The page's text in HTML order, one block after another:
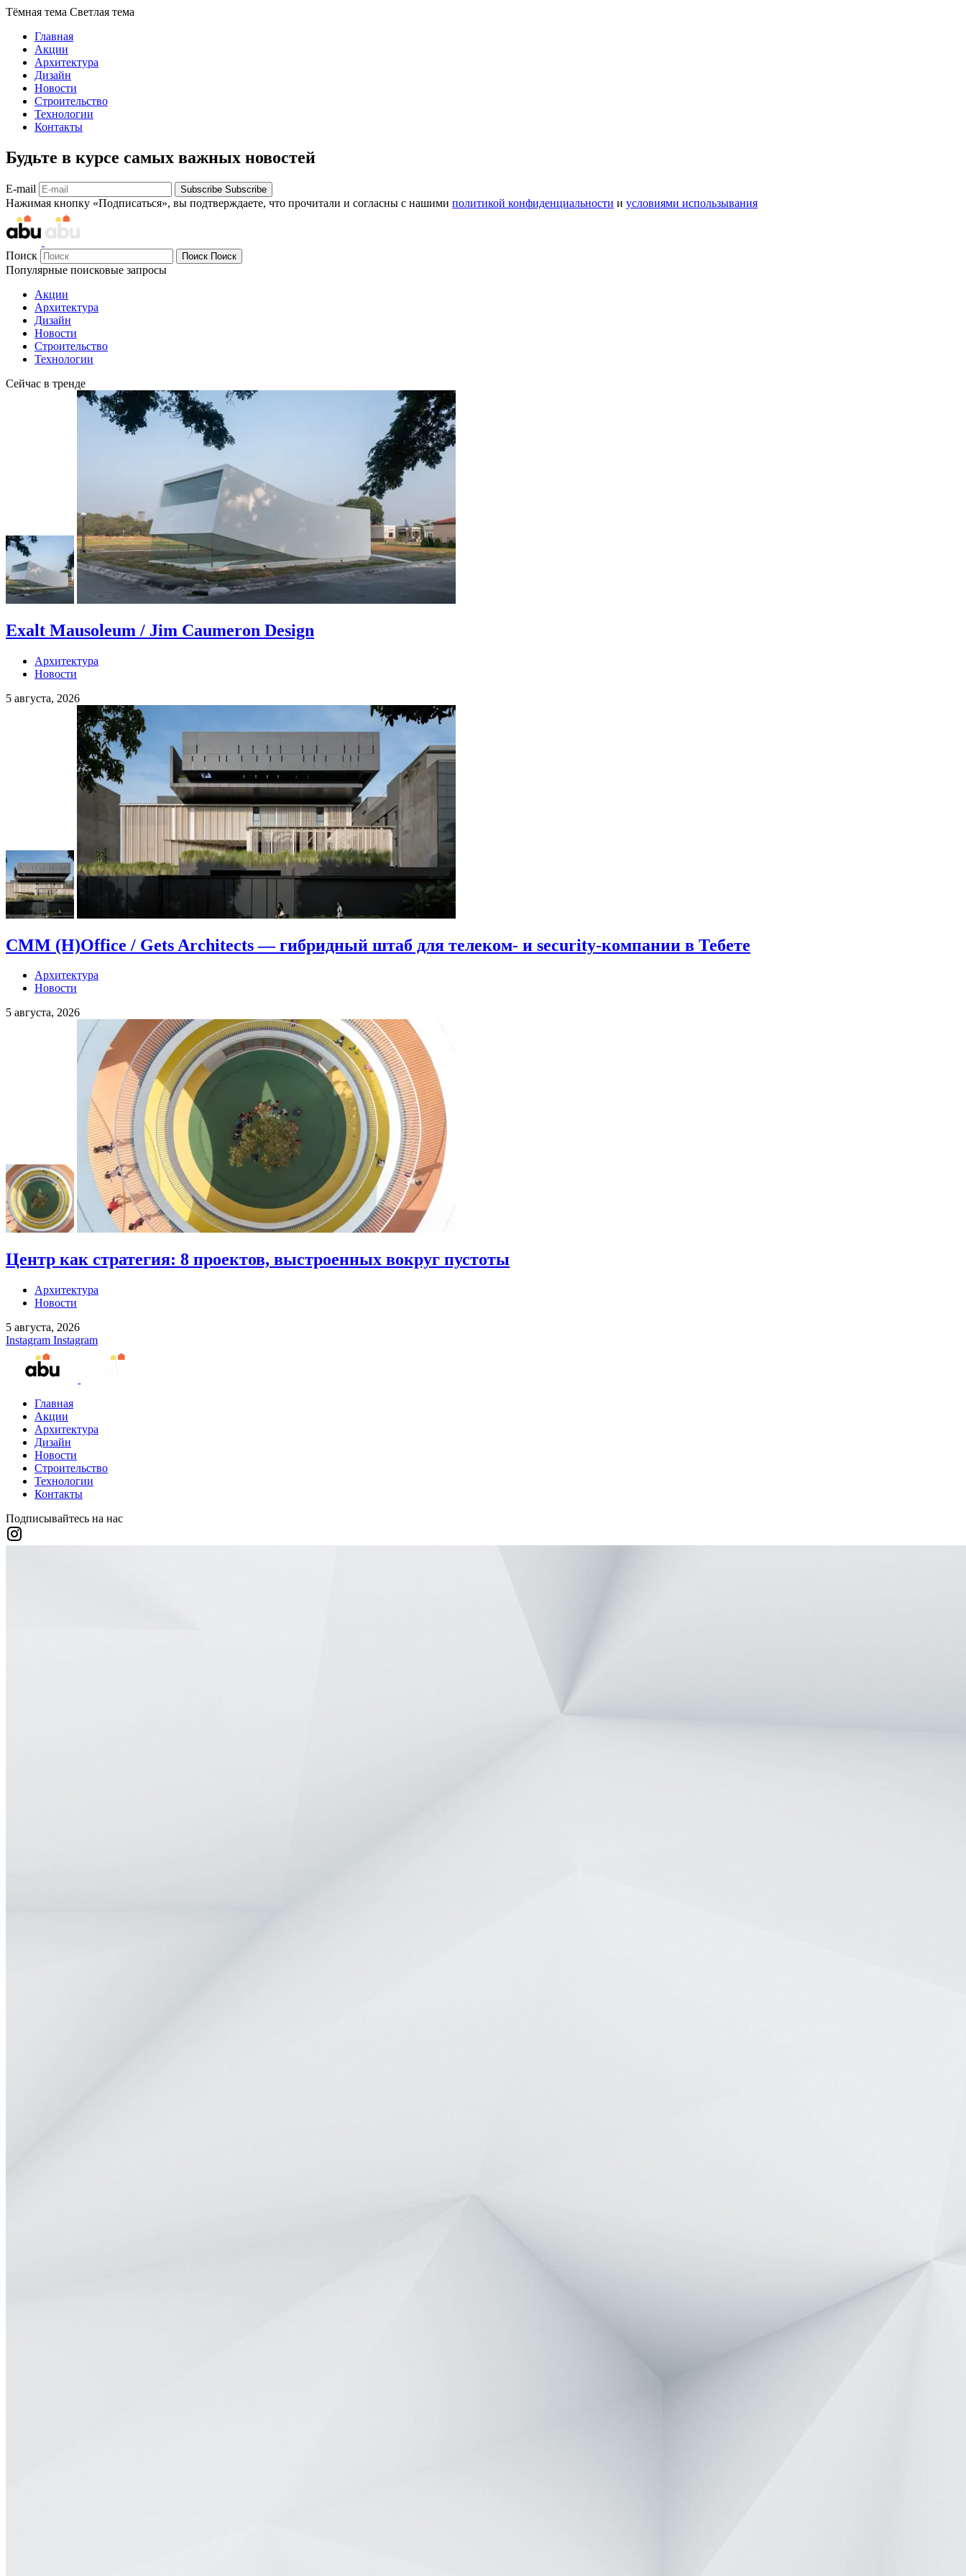
Тёмная тема Светлая тема
Главная
Акции
Архитектура
Дизайн
Новости
Строительство
Технологии
Контакты
Будьте в курсе самых важных новостей
E-mail Subscribe Subscribe
Нажимая кнопку «Подписаться», вы подтверждаете, что прочитали и согласны с нашими политикой конфиденциальности и условиями использывания
Поиск Поиск Поиск
Популярные поисковые запросы
Акции
Архитектура
Дизайн
Новости
Строительство
Технологии
Сейчас в тренде
Exalt Mausoleum / Jim Caumeron Design
Архитектура
Новости
5 августа, 2026
CMM (H)Office / Gets Architects — гибридный штаб для телеком- и security-компании в Тебете
Архитектура
Новости
5 августа, 2026
Центр как стратегия: 8 проектов, выстроенных вокруг пустоты
Архитектура
Новости
5 августа, 2026
Instagram Instagram
Главная
Акции
Архитектура
Дизайн
Новости
Строительство
Технологии
Контакты
Подписывайтесь на нас